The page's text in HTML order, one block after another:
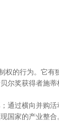
的行为。它
奖获得者施
过横向并购
国家的产业整合